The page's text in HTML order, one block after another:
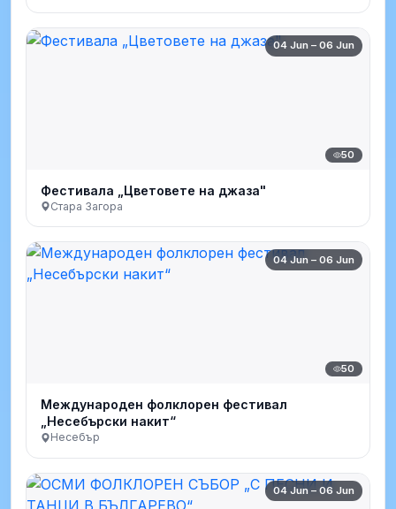
04 Jun – 06 Jun
50
Фестивала „Цветовете на джаза"
Стара Загора
04 Jun – 06 Jun
50
Международен фолклорен фестивал
„Несебърски накит“
Несебър
04 Jun – 06 Jun